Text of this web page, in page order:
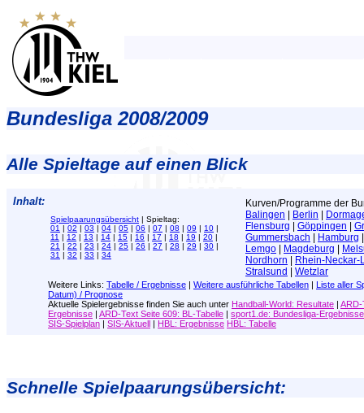
Bundesliga 2008/2009
Alle Spieltage auf einen Blick
Inhalt:
Spielpaarungsübersicht | Spieltag:
01 | 02 | 03 | 04 | 05 | 06 | 07 | 08 | 09 | 10 |
11 | 12 | 13 | 14 | 15 | 16 | 17 | 18 | 19 | 20 |
21 | 22 | 23 | 24 | 25 | 26 | 27 | 28 | 29 | 30 |
31 | 32 | 33 | 34
Kurven/Programme der
Balingen
Berlin
Flensburg
Göppingen
Gummersbach
Hamburg
Lemgo
Magdeburg
Nordhorn
Rhein-Neckar-
Stralsund
Wetzlar
Weitere Links: Tabelle / Ergebnisse | Weitere ausführliche Tabellen | Liste aller
Datum) / Prognose
Aktuelle Spielergebnisse finden Sie auch unter Handball-World: Resultate | ARD-
Ergebnisse | ARD-Text Seite 609: BL-Tabelle | sport1.de: Bundesliga-Ergebnisse
SIS-Spielplan | SIS-Aktuell | HBL: Ergebnisse HBL: Tabelle
Schnelle Spielpaarungsübersicht: